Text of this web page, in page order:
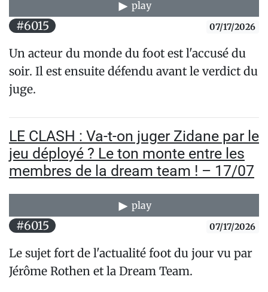
play
#6015 07/17/2026
Un acteur du monde du foot est l'accusé du
soir. Il est ensuite défendu avant le verdict du
juge.
LE CLASH : Va-t-on juger Zidane par le
jeu déployé ? Le ton monte entre les
membres de la dream team ! – 17/07
play
#6015 07/17/2026
Le sujet fort de l'actualité foot du jour vu par
Jérôme Rothen et la Dream Team.